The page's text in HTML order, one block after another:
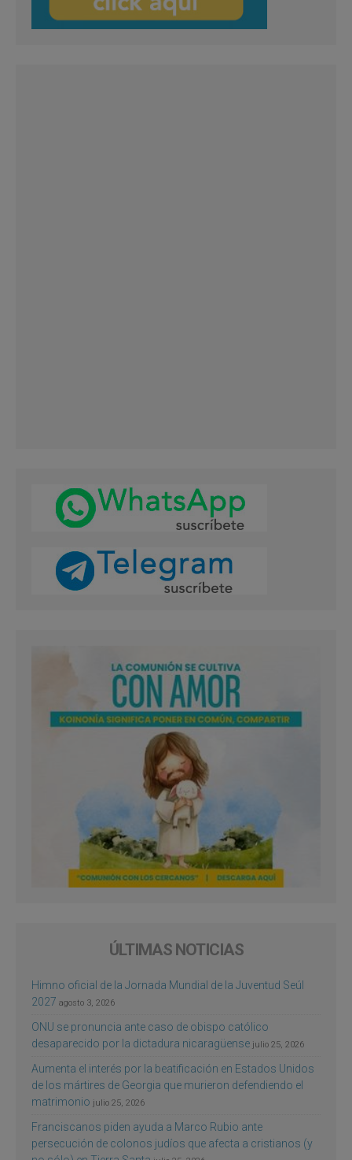
ÚLTIMAS NOTICIAS
Himno oficial de la Jornada Mundial de la Juventud Seúl
2027 agosto 3, 2026
ONU se pronuncia ante caso de obispo católico
desaparecido por la dictadura nicaragüense julio 25, 2026
Aumenta el interés por la beatificación en Estados Unidos
de los mártires de Georgia que murieron defendiendo el
matrimonio julio 25, 2026
Franciscanos piden ayuda a Marco Rubio ante
persecución de colonos judíos que afecta a cristianos (y